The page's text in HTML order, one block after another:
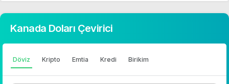
hacmi 0. Fiyatı son 24 saatte 0,73 değişim
göstermiştir..
Kanada Doları hesaplama işlemleri için, sayfanın
üstünde yer alan çevirici aracını kullanarak
Kanada Doları Çevirici
Döviz Kripto Emtia Kredi Birikim